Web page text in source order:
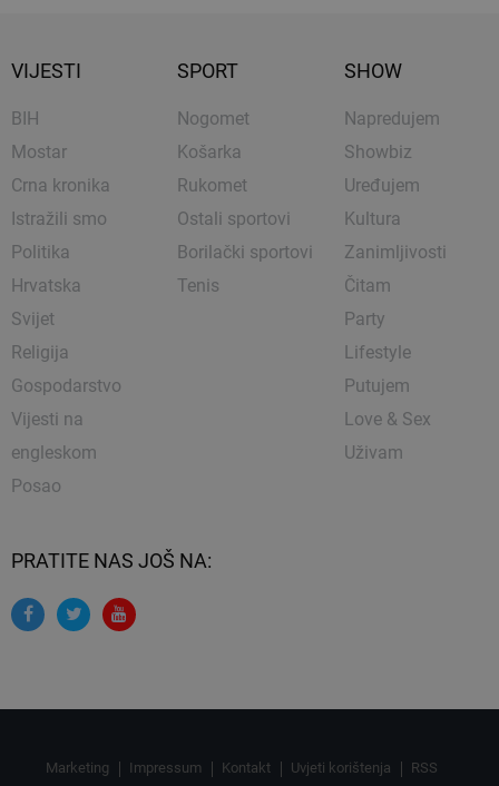
VIJESTI
BIH
Mostar
Crna kronika
Istražili smo
Politika
Hrvatska
Svijet
Religija
Gospodarstvo
Vijesti na
engleskom
Posao
SPORT
Nogomet
Košarka
Rukomet
Ostali sportovi
Borilački sportovi
Tenis
SHOW
Napredujem
Showbiz
Uređujem
Kultura
Zanimljivosti
Čitam
Party
Lifestyle
Putujem
Love & Sex
Uživam
PRATITE NAS JOŠ NA:
Marketing Impressum Kontakt Uvjeti korištenja RSS